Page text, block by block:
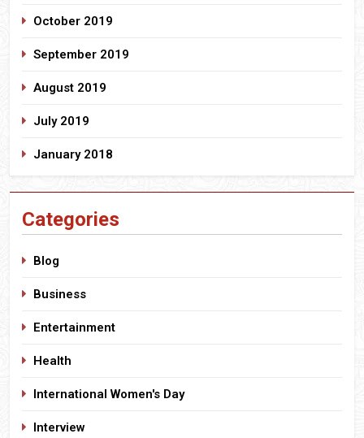
October 2019
September 2019
August 2019
July 2019
January 2018
Categories
Blog
Business
Entertainment
Health
International Women's Day
Interview